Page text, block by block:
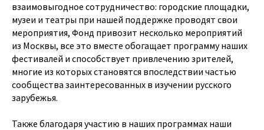
взаимовыгодное сотрудничество: городские площадки,
музеи и театры при нашей поддержке проводят свои
мероприятия, Фонд привозит несколько мероприятий
из Москвы, все это вместе обогащает программу наших
фестивалей и способствует привлечению зрителей,
многие из которых становятся впоследствии частью
сообщества заинтересованных в изучении русского
зарубежья.
Также благодаря участию в наших программах наши